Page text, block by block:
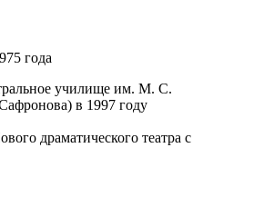
года
училище им. М. С.
в 1997 году
драматического театра с